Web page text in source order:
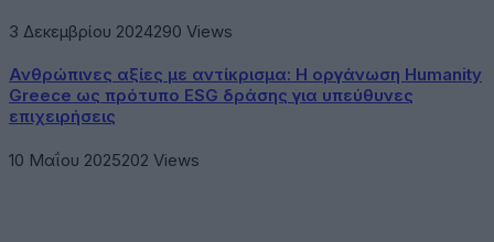
3 Δεκεμβρίου 2024290 Views
Ανθρώπινες αξίες με αντίκρισμα: Η οργάνωση Humanity
Greece ως πρότυπο ESG δράσης για υπεύθυνες
επιχειρήσεις
10 Μαΐου 2025202 Views